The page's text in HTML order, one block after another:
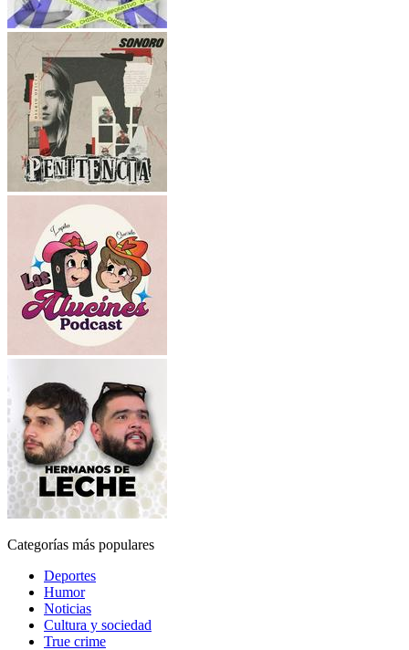
Categorías más populares
Deportes
Humor
Noticias
Cultura y sociedad
True crime